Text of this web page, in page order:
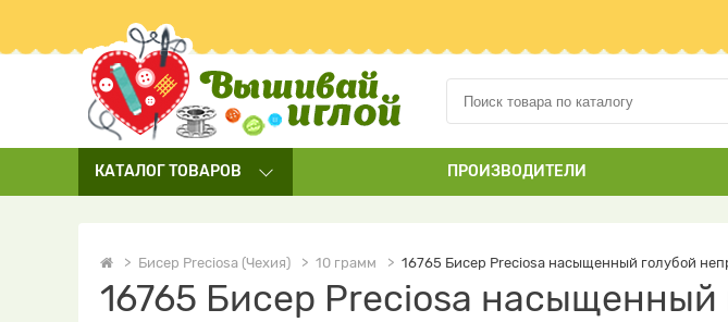
КАТАЛОГТОВАРОВ ПРОИЗВОДИТЕЛИ
Бисер Preciosa (Чехия) 10 грамм 16765 Бисер Preciosa насыщенный голубой
16765 Бисер Preciosa